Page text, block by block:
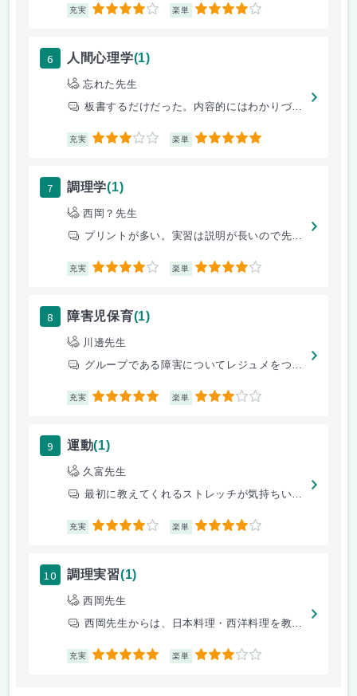
充実 4 楽単 4
6 人間心理学(1)
忘れた先生
板書するだけだった。内容的にはわかりづらいけど、テストは持ち込み可だっ
充実 3 楽単 5
7 調理学(1)
西岡？先生
プリントが多い。実習は説明が長いので先に進みずらい。
充実 4 楽単 4
8 障害児保育(1)
川邊先生
グループである障害についてレジュメをつくり、発表する。また、実践も行う
充実 5 楽単 3
9 運動(1)
久富先生
最初に教えてくれるストレッチが気持ちいです！
充実 4 楽単 4
10 調理実習(1)
西岡先生
西岡先生からは、日本料理・西洋料理を教わっています。調理法など詳しく教
充実 5 楽単 3